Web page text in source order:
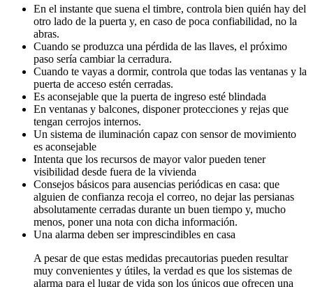
En el instante que suena el timbre, controla bien quién hay del
otro lado de la puerta y, en caso de poca confiabilidad, no la
abras.
Cuando se produzca una pérdida de las llaves, el próximo
paso sería cambiar la cerradura.
Cuando te vayas a dormir, controla que todas las ventanas y la
puerta de acceso estén cerradas.
Es aconsejable que la puerta de ingreso esté blindada
En ventanas y balcones, disponer protecciones y rejas que
tengan cerrojos internos.
Un sistema de iluminación capaz con sensor de movimiento
es aconsejable
Intenta que los recursos de mayor valor pueden tener
visibilidad desde fuera de la vivienda
Consejos básicos para ausencias periódicas en casa: que
alguien de confianza recoja el correo, no dejar las persianas
absolutamente cerradas durante un buen tiempo y, mucho
menos, poner una nota con dicha información.
Una alarma deben ser imprescindibles en casa
A pesar de que estas medidas precautorias pueden resultar
muy convenientes y útiles, la verdad es que los sistemas de
alarma para el lugar de vida son los únicos que ofrecen una